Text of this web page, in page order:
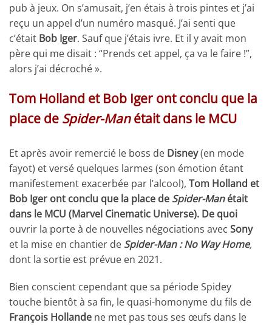
pub à jeux. On s’amusait, j’en étais à trois pintes et j’ai
reçu un appel d’un numéro masqué. J’ai senti que
c’était Bob Iger. Sauf que j’étais ivre. Et il y avait mon
père qui me disait : “Prends cet appel, ça va le faire !”,
alors j’ai décroché ».
Tom Holland et Bob Iger ont conclu que la
place de Spider-Manétait dans le MCU
Et après avoir remercié le boss de Disney(en mode
fayot) et versé quelques larmes (son émotion étant
manifestement exacerbée par l’alcool), Tom Holland et
Bob Iger ont conclu que la place de Spider-Man était
dans le MCU (Marvel Cinematic Universe). De quoi
ouvrir la porte à de nouvelles négociations avec Sony
et la mise en chantier de Spider-Man : No Way Home,
dont la sortie est prévue en 2021.
Bien conscient cependant que sa période Spidey
touche bientôt à sa fin, le quasi-homonyme du fils de
François Hollande ne met pas tous ses œufs dans le